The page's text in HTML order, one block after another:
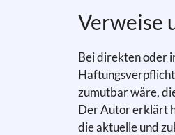
Verweise
Bei direkten oder
zumutbar wäre,
Der Autor erklärt
die aktuelle und